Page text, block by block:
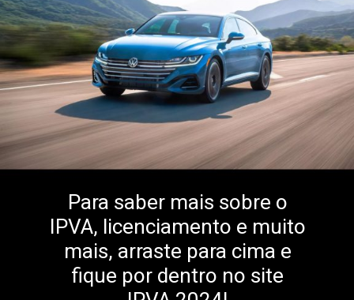
Para saber mais sobre o
IPVA, licenciamento e muito
mais, arraste para cima e
fique por dentro no site